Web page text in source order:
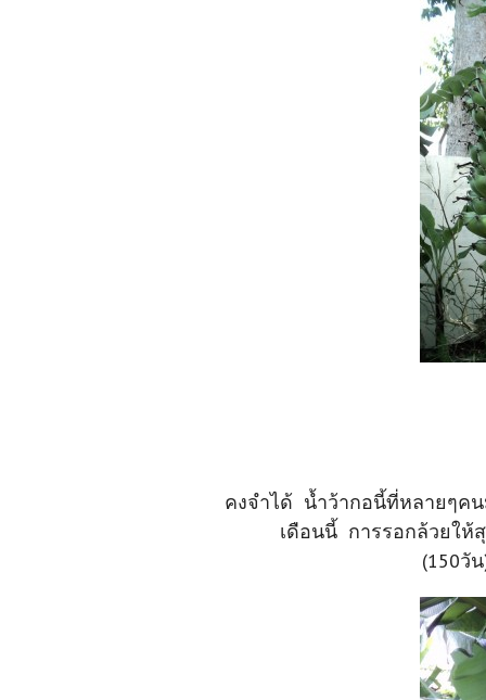
คงจำได้ น้ำว้ากอนี้ที่หลายๆค
เดือนนี้ การรอกล้วยใ
(150วั